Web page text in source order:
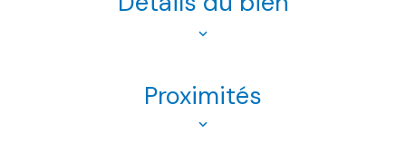
Proximités